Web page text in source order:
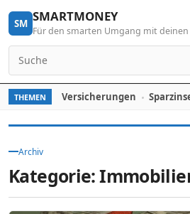
Skip to content
SM SMARTMONEY
Für den smarten Umgang mit deinen
Search for:
THEMEN Versicherungen
Archiv
Kategorie: